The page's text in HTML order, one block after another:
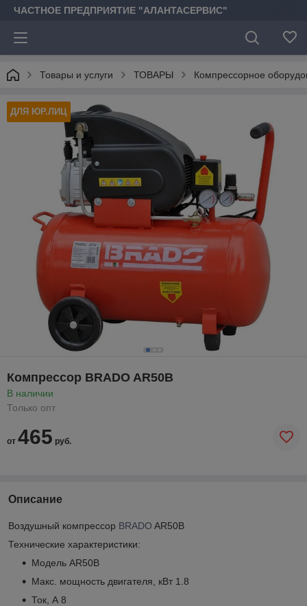
ЧАСТНОЕ ПРЕДПРИЯТИЕ "АЛАНТАСЕРВИС"
Товары и услуги ТОВАРЫ Компрессорное
ДЛЯ ЮР.ЛИЦ
Компрессор BRADO AR50B
В наличии
Только опт
от 465 руб.
Описание
Воздушный компрессор BRADO AR50B
Технические характеристики:
Модель AR50B
Макс. мощность двигателя, кВт 1.8
Ток, А 8